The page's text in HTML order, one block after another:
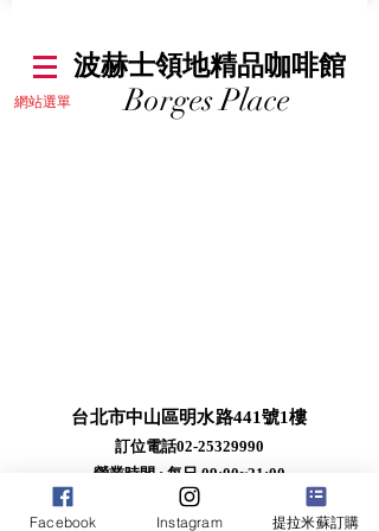
​波赫士領地精品咖啡館
Borges Place
​網站選單
台北市中山區明水路441號1樓
訂位電話02-25329990
營業時間 : 每日 09:00~21:00​
​如臨時異動將公告於
https://maps.app.goo.gl/CX1KxxSoWZtNRJqh6
Facebook Instagram 提拉米蘇訂購